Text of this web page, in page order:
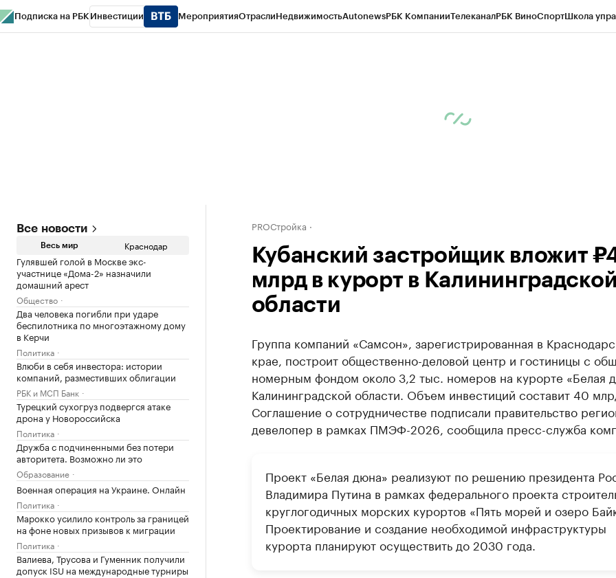
Подписка на РБК Инвестиции МероприятияОтраслиНедвижимостьAutonewsРБК КомпанииТелеканалРБК ВиноСпортШкола
Все новости
Весь мир Краснодар
Гулявшей голой в Москве экс-
участнице «Дома-2» назначили
домашний арест
Общество
Два человека погибли при ударе
беспилотника по многоэтажному дому
в Керчи
Политика
Влюби в себя инвестора: истории
компаний, разместивших облигации
РБК и МСП Банк
Турецкий сухогруз подвергся атаке
дрона у Новороссийска
Политика
Дружба с подчиненными без потери
авторитета. Возможно ли это
Образование
Военная операция на Украине. Онлайн
Политика
Марокко усилило контроль за границей
на фоне новых призывов к миграции
Политика
Валиева, Трусова и Гуменник получили
допуск ISU на международные турниры
PROСтройка
Кубанский застройщик вложит
млрд в курорт в
области
Группа компаний «Самсон», зарегистрированная в
крае, построит общественно-деловой центр и гостиницы с
номерным фондом около 3,2 тыс. номеров на курорте «Белая
Калининградской области. Объем инвестиций составит 40
Соглашение о сотрудничестве подписали правительство
девелопер в рамках ПМЭФ-2026, сообщила пресс-служба
Проект «Белая дюна» реализуют по решению президента
Владимира Путина в рамках федерального проекта
круглогодичных морских курортов «Пять морей и озеро
Проектирование и создание необходимой инфраструктуры
курорта планируют осуществить до 2030 года.